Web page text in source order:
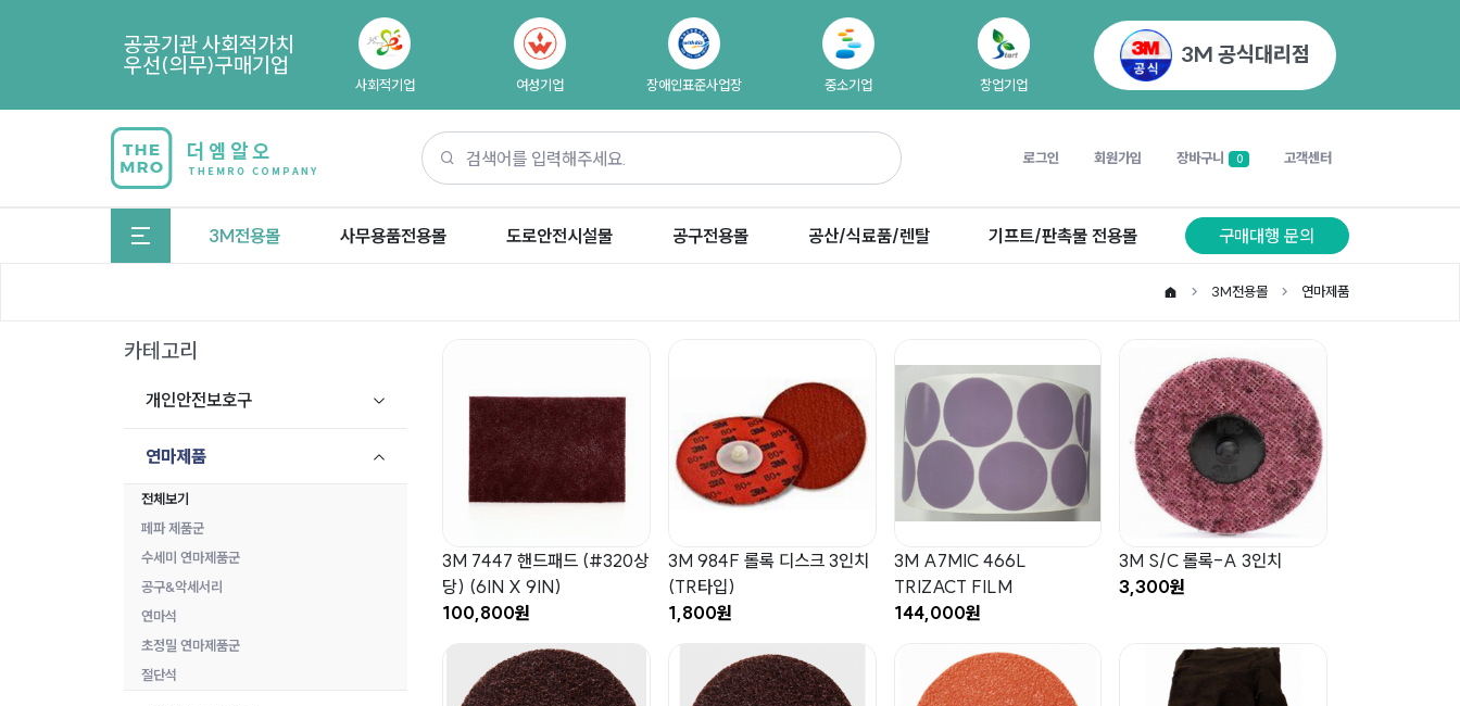
공공기관 사회적가치
우선(의무)구매기업
사회적기업 여성기업 장애인표준사업장 중소기업 창업기업
3M 공식대리점
로그인 회원가입 장바구니 0 고객센터
3M전용몰 사무용품전용몰 도로안전시설물 공구전용몰 공산/식료품/렌탈 기프트/판촉물 전용몰 구매대행 문의
3M전용몰 연마제품
카테고리
개인안전보호구
연마제품
전체보기
페파 제품군
수세미 연마제품군
공구&악세서리
연마석
초정밀 연마제품군
절단석
3M 7447 핸드패드 (#320상
당) (6IN X 9IN)
100,800원
3M 984F 롤록 디스크 3인치
(TR타입)
1,800원
3M A7MIC 466L
TRIZACT FILM
144,000원
3M S/C 롤록-A 3인치
3,300원